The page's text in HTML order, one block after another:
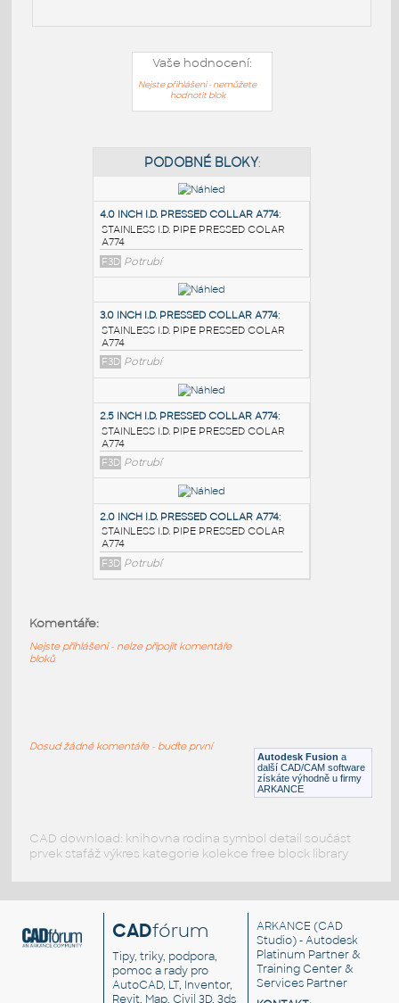
Vaše hodnocení:
Nejste přihlášeni - nemůžete
hodnotit blok
PODOBNÉ BLOKY
4.0 INCH I.D. PRESSED COLLAR A774
STAINLESS I.D. PIPE PRESSED COLAR
F3D Potrubí
3.0 INCH I.D. PRESSED COLLAR A774
STAINLESS I.D. PIPE PRESSED COLAR
A774
F3D Potrubí
F3D Potrubí
A774
Autodesk Fusion a
další CAD/CAM software
získáte výhodně u firmy
ARKANCE
Komentáře:
Nejste přihlášeni - nelze připojit komentáře
bloků
Dosud žádné komentáře - buďte první
CAD download: knihovna rodina symbol detail součást
prvek stafáž výkres kategorie kolekce free block library
CADfórum
Tipy, triky, podpora,
pomoc a rady pro
AutoCAD, LT, Inventor,
Revit, Map, Civil 3D, 3ds
ARKANCE (CAD
Studio) - Autodesk
Platinum Partner &
Training Center &
Services Partner